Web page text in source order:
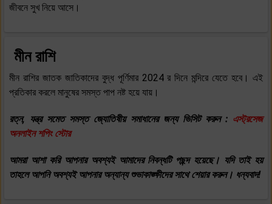
জীবনে সুখ নিয়ে আসে।
মীন রাশি
মীন রাশির জাতক জাতিকাদের বুদ্ধ পূর্ণিমার 2024 র দিনে মন্দিরে যেতে হবে। এই
প্রতিকার করলে মানুষের সমস্ত পাপ নষ্ট হয়ে যায়।
রত্ন, যন্ত্র সমেত সমস্ত জ্যোতিষীয় সমাধানের জন্য ভিসিট করুন : এস্ট্রসেজ
অনলাইন শপিং স্টোর
আমরা আশা করি আপনার অবশ্যই আমাদের নিবন্ধটি পছন্দ হয়েছে। যদি তাই হয়
তাহলে আপনি অবশ্যই আপনার অন্যান্য শুভাকাঙ্ক্ষীদের সাথে শেয়ার করুন। ধন্যবাদ!